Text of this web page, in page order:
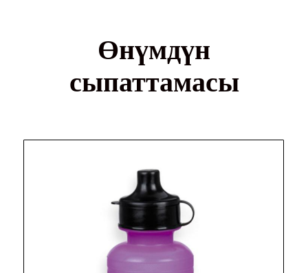
Өнүмдүн
сыпаттамасы